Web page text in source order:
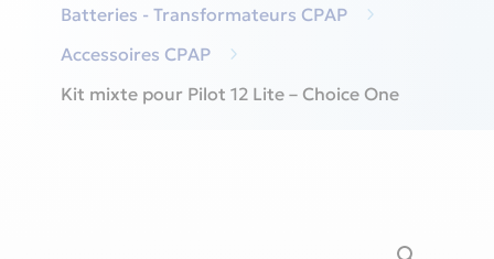
Batteries - Transformateurs CPAP
5
Accessoires CPAP
5
Kit mixte pour Pilot 12 Lite – Choice One